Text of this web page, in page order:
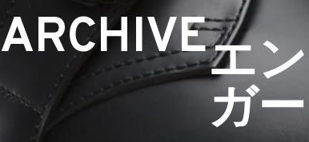
ARCHIVEエ
ガ